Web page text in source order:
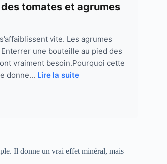
tomates et agrumes
vite. Les agrumes
une bouteille au pied des
vraiment besoin.Pourquoi cette
donne... Lire la suite
Il donne un vrai effet minéral, mais